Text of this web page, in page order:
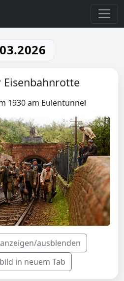
Eisenbahnrotte
1930 am Eulentunnel
ausblenden
in neuem Tab